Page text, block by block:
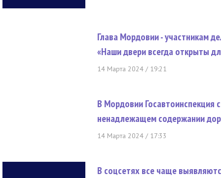
Глава Мордовии - участникам
«Наши двери всегда открыты
14 Марта 2024 / 19:21
В Мордовии Госавтоинспекция
ненадлежащем содержании
14 Марта 2024 / 17:33
В соцсетях все чаще